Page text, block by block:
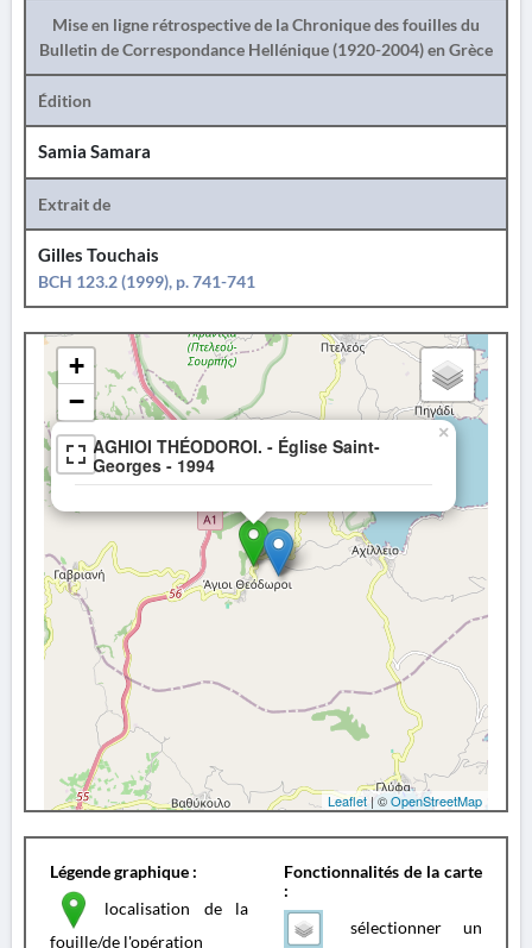
Mise en ligne rétrospective de la Chronique des fouilles du
Bulletin de Correspondance Hellénique (1920-2004) en Grèce
Édition
Samia Samara
Extrait de
Gilles Touchais
BCH 123.2 (1999), p. 741-741
AGHIOI THÉODOROI. - Église Saint-
Georges - 1994
×
+
−
Leaflet | ©OpenStreetMap
Légende graphique :
localisation de la
fouille/de l'opération
Fonctionnalités de la carte
:
sélectionner un